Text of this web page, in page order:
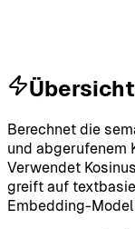
Übersicht
Berechnet die
und abgerufenem
Verwendet
greift auf
Embedding-